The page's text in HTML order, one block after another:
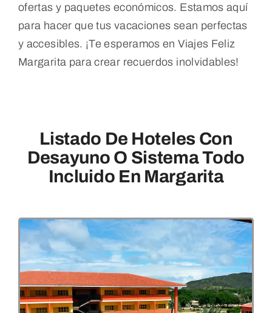
ofertas y paquetes económicos. Estamos aquí
para hacer que tus vacaciones sean perfectas
y accesibles. ¡Te esperamos en Viajes Feliz
Margarita para crear recuerdos inolvidables!
Listado De Hoteles Con
Desayuno O Sistema Todo
Incluido En Margarita